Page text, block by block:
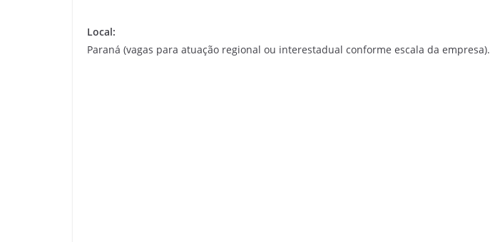
Local:
Paraná (vagas para atuação regional ou interestadual conforme escala da empresa).